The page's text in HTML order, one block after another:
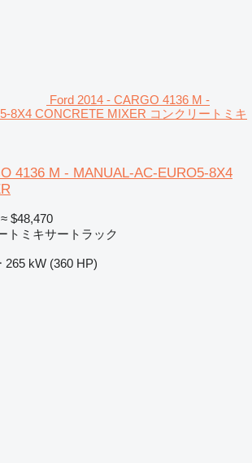
Ford 2014 - CARGO 4136 M -
8X4 CONCRETE MIXER コンクリートミキ
4136 M - MANUAL-AC-EURO5-8X4
≈ $48,470
トミキサートラック
265 kW (360 HP)